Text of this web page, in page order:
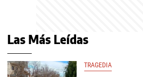
Las Más Leídas
TRAGEDIA